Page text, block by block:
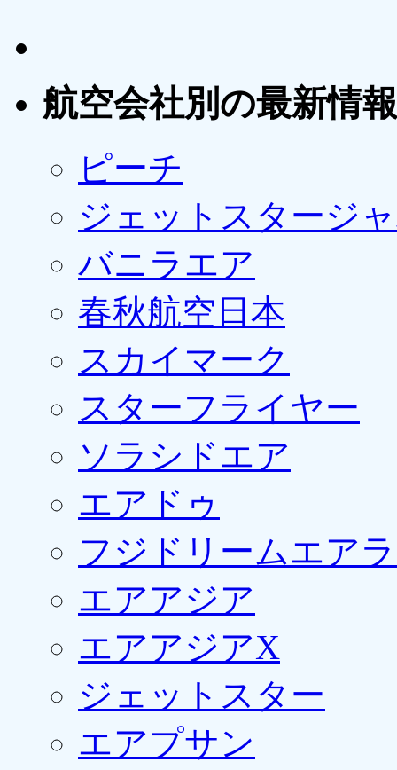
航空会社別の最新情報
ピーチ
ジェットスタージ
バニラエア
春秋航空日本
スカイマーク
スターフライヤー
ソラシドエア
エアドゥ
フジドリームエア
エアアジア
エアアジアX
ジェットスター
エアプサン